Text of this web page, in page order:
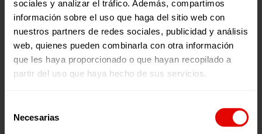
sociales y analizar el tráfico. Además, compartimos
información sobre el uso que haga del sitio web con
nuestros partners de redes sociales, publicidad y análisis
web, quienes pueden combinarla con otra información
que les haya proporcionado o que hayan recopilado a
partir del uso que haya hecho de sus servicios.
Necesarias
Somalí, dirigida a las autoridades somalíes de “adoptar el
proyecto de ley sobre delitos sexuales de 2018,
respaldado por unanimidad por el Consejo de Ministros, y
poner en marcha una estrategia integral y una legislación
eficaz para eliminar las prácticas y los estereotipos de
género nocivos que tienen un impacto negativo
desproporcionado sobre las mujeres y las niñas ”.